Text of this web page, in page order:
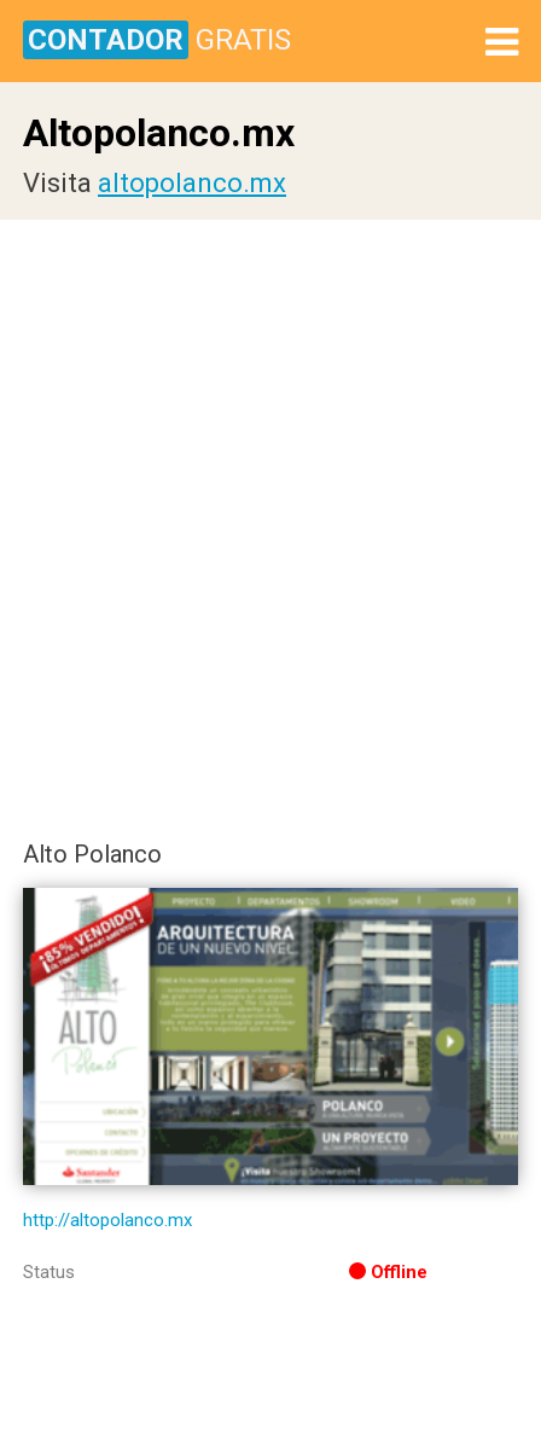
CONTADOR GRATIS
Altopolanco.mx
Visita altopolanco.mx
Alto Polanco
http://altopolanco.mx
Status Offline